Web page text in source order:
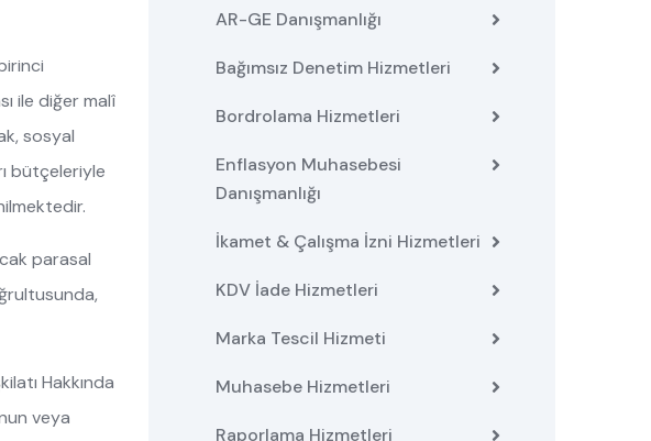
ile diğer malî
sosyal
bütçeleriyle
parasal
Hakkında
veya
AR-GE Danışmanlığı
Bağımsız Denetim Hizmetleri
Bordrolama Hizmetleri
Enflasyon Muhasebesi
Danışmanlığı
İkamet & Çalışma İzni Hizmetleri
KDV İade Hizmetleri
Marka Tescil Hizmeti
Muhasebe Hizmetleri
Raporlama Hizmetleri